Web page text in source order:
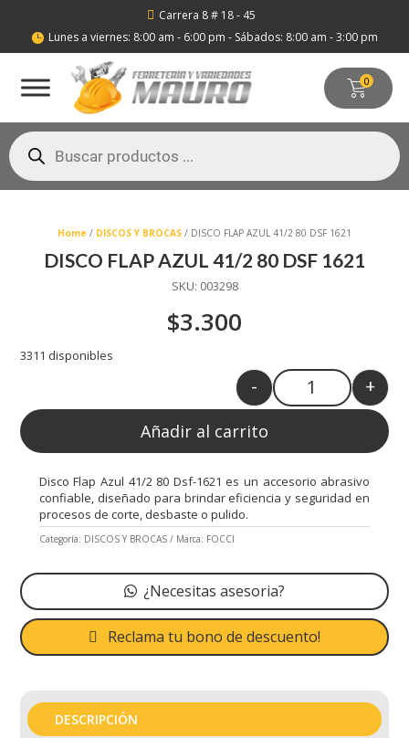
 Carrera 8 # 18 - 45
 Lunes a viernes: 8:00 am - 6:00 pm - Sábados: 8:00 am - 3:00 pm
0
Búsqueda
de
productos
Home / DISCOS Y BROCAS / DISCO FLAP AZUL 41/2 80 DSF 1621
DISCO FLAP AZUL 41/2 80 DSF 1621
SKU: 003298
$3.300
3311 disponibles
Quantity
- +
Añadir al carrito
Disco Flap Azul 41/2 80 Dsf-1621 es un accesorio abrasivo
confiable, diseñado para brindar eficiencia y seguridad en
procesos de corte, desbaste o pulido.
Categoría: DISCOS Y BROCAS Marca: FOCCI
¿Necesitas asesoria?
Reclama tu bono de descuento!
DESCRIPCIÓN